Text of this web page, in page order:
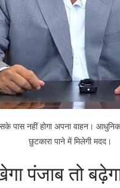
पास नहीं होगा अपना वाहन।
छुटकारा पाने में मिलेगी मदद।
पंजाब तो